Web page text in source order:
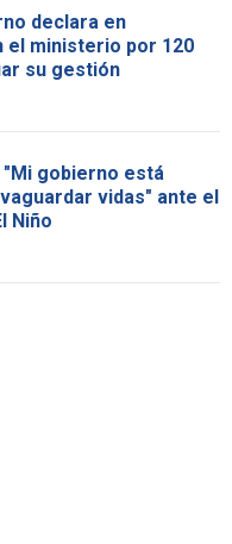
declara en
el ministerio por 120
su gestión
"Mi gobierno está
vidas" ante el
Niño